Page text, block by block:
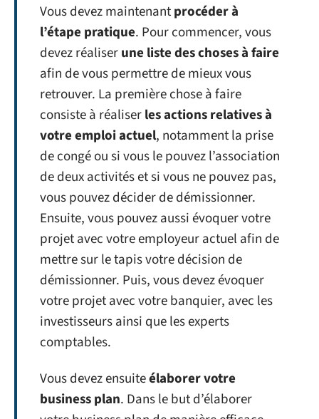
Vous devez maintenantprocéder à
l’étape pratique. Pour commencer, vous
devez réaliserune liste des choses à faire
afin de vous permettre de mieux vous
retrouver. La première chose à faire
consiste à réaliserles actions relatives à
votre emploi actuel, notamment la prise
de congé ou si vous le pouvez l’association
de deux activités et si vous ne pouvez pas,
vous pouvez décider de démissionner.
Ensuite, vous pouvez aussi évoquer votre
projet avec votre employeur actuel afin de
mettre sur le tapis votre décision de
démissionner. Puis, vous devez évoquer
votre projet avec votre banquier, avec les
investisseurs ainsi que les experts
comptables.
Vous devez ensuiteélaborer votre
business plan. Dans le but d’élaborer